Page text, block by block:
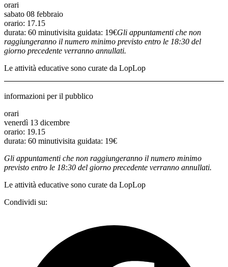
orari
sabato 08 febbraio
orario: 17.15
durata: 60 minutivisita guidata: 19€Gli appuntamenti che non
raggiungeranno il numero minimo previsto entro le 18:30 del
giorno precedente verranno annullati.
Le attività educative sono curate da LopLop
informazioni per il pubblico
orari
venerdì 13 dicembre
orario: 19.15
durata: 60 minutivisita guidata: 19€
Gli appuntamenti che non raggiungeranno il numero minimo
previsto entro le 18:30 del giorno precedente verranno annullati.
Le attività educative sono curate da LopLop
Condividi su: